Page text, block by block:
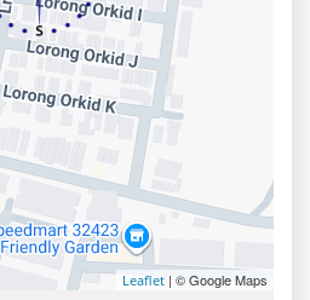
Leaflet | © Google Maps